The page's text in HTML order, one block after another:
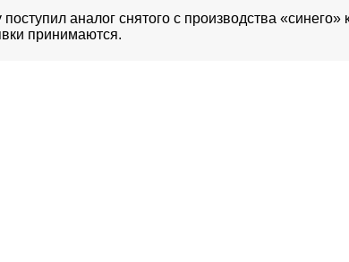
аналог снятого с производства
принимаются.